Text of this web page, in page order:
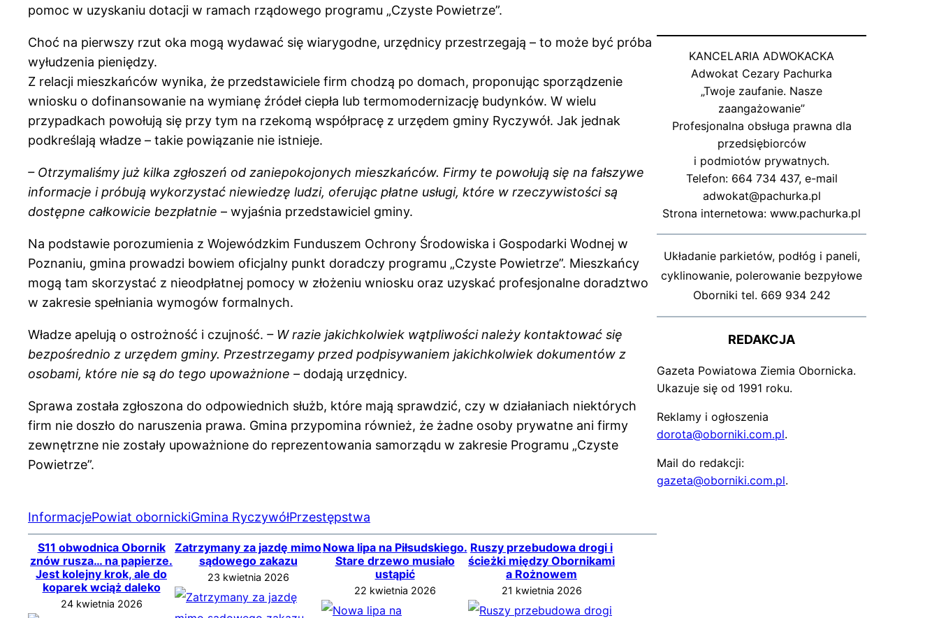
pomoc w uzyskaniu dotacji w ramach rządowego programu „Czyste Powietrze”.
Choć na pierwszy rzut oka mogą wydawać się wiarygodne, urzędnicy przestrzegają – to może być próba
wyłudzenia pieniędzy.
Z relacji mieszkańców wynika, że przedstawiciele firm chodzą po domach, proponując sporządzenie
wniosku o dofinansowanie na wymianę źródeł ciepła lub termomodernizację budynków. W wielu
przypadkach powołują się przy tym na rzekomą współpracę z urzędem gminy Ryczywół. Jak jednak
podkreślają władze – takie powiązanie nie istnieje.
– Otrzymaliśmy już kilka zgłoszeń od zaniepokojonych mieszkańców. Firmy te powołują się na fałszywe
informacje i próbują wykorzystać niewiedzę ludzi, oferując płatne usługi, które w rzeczywistości są
dostępne całkowicie bezpłatnie – wyjaśnia przedstawiciel gminy.
Na podstawie porozumienia z Wojewódzkim Funduszem Ochrony Środowiska i Gospodarki Wodnej w
Poznaniu, gmina prowadzi bowiem oficjalny punkt doradczy programu „Czyste Powietrze”. Mieszkańcy
mogą tam skorzystać z nieodpłatnej pomocy w złożeniu wniosku oraz uzyskać profesjonalne doradztwo
w zakresie spełniania wymogów formalnych.
Władze apelują o ostrożność i czujność. – W razie jakichkolwiek wątpliwości należy kontaktować się
bezpośrednio z urzędem gminy. Przestrzegamy przed podpisywaniem jakichkolwiek dokumentów z
osobami, które nie są do tego upoważnione – dodają urzędnicy.
Sprawa została zgłoszona do odpowiednich służb, które mają sprawdzić, czy w działaniach niektórych
firm nie doszło do naruszenia prawa. Gmina przypomina również, że żadne osoby prywatne ani firmy
zewnętrzne nie zostały upoważnione do reprezentowania samorządu w zakresie Programu „Czyste
Powietrze”.
InformacjePowiat obornickiGmina RyczywółPrzestępstwa
S11 obwodnica Obornik
znów rusza… na papierze.
Jest kolejny krok, ale do
koparek wciąż daleko
24 kwietnia 2026
Zatrzymany za jazdę mimo
sądowego zakazu
23 kwietnia 2026
Nowa lipa na Piłsudskiego.
Stare drzewo musiało
ustąpić
22 kwietnia 2026
Ruszy przebudowa drogi i
ścieżki między Obornikami
a Rożnowem
21 kwietnia 2026
KANCELARIA ADWOKACKA
Adwokat Cezary Pachurka
„Twoje zaufanie. Nasze
zaangażowanie”
Profesjonalna obsługa prawna dla
przedsiębiorców
i podmiotów prywatnych.
Telefon: 664 734 437, e-mail
adwokat@pachurka.pl
Strona internetowa: www.pachurka.pl
Układanie parkietów, podłóg i paneli,
cyklinowanie, polerowanie bezpyłowe
Oborniki tel. 669 934 242
REDAKCJA
Gazeta Powiatowa Ziemia Obornicka.
Ukazuje się od 1991 roku.
Reklamy i ogłoszenia
dorota@oborniki.com.pl.
Mail do redakcji:
gazeta@oborniki.com.pl.